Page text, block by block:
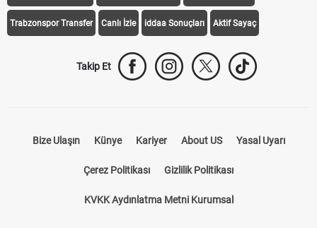
Galatasaray Transfer Fenerbahçe Transfer Beşiktaş Transfer
Trabzonspor Transfer Canlı İzle iddaa Sonuçları Aktif Sayaç